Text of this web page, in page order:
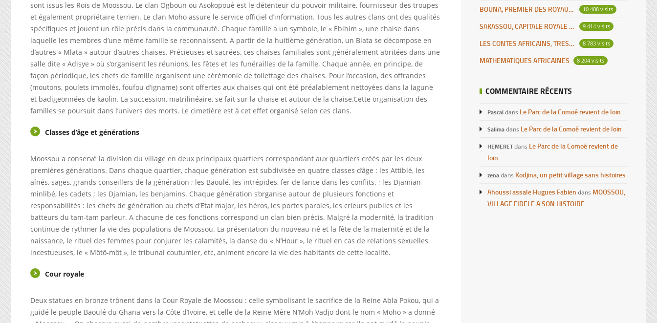
sont issus les Rois de Moossou. Le clan Ogboun ou Asokopouè est le détenteur du pouvoir militaire, fournisseur des troupes
et également propriétaire terrien. Le clan Moho assure le service officiel d’information. Tous les autres clans ont des qualités
spécifiques et jouent un rôle précis dans la communauté. Chaque famille a un symbole, le « Ebihim », une chaise dans
laquelle les membres d’une même famille se reconnaissent. A partir de la huitième génération, un Blata se décompose en
d’autres « Mlata » autour d’autres chaises. Précieuses et sacrées, ces chaises familiales sont généralement abritées dans une
salle dite « Adisye » où s’organisent les réunions, les fêtes et les funérailles de la famille. Chaque année, en principe, de
façon périodique, les chefs de famille organisent une cérémonie de toilettage des chaises. Pour l’occasion, des offrandes
(moutons, poulets immolés, foufou d’igname) sont offertes aux chaises qui ont été préalablement nettoyées dans la lagune
et badigeonnées de kaolin. La succession, matrilinéaire, se fait sur la chaise et autour de la chaise.Cette organisation des
familles se poursuit dans l’univers des morts. Le cimetière est à cet effet organisé selon ces clans.
Classes d’âge et générations
Moossou a conservé la division du village en deux principaux quartiers correspondant aux quartiers créés par les deux
premières générations. Dans chaque quartier, chaque génération est subdivisée en quatre classes d’âge : les Attiblé, les
aînés, sages, grands conseillers de la génération ; les Baoulé, les intrépides, fer de lance dans les conflits. ; les Djamian-
minlibé, les cadets ; les Djamian, les benjamins. Chaque génération s’organise autour de plusieurs fonctions et
responsabilités : les chefs de génération ou chefs d’Etat major, les héros, les portes paroles, les crieurs publics et les
batteurs du tam-tam parleur. A chacune de ces fonctions correspond un clan bien précis. Malgré la modernité, la tradition
continue de rythmer la vie des populations de Moossou. La présentation du nouveau-né et la fête de la maternité et de la
naissance, le rituel des femmes pour conjurer les calamités, la danse du « N’Hour », le rituel en cas de relations sexuelles
incestueuses, le « Môtô-môt », le tribunal coutumier, etc, animent encore la vie des habitants de cette localité.
Cour royale
Deux statues en bronze trônent dans la Cour Royale de Moossou : celle symbolisant le sacrifice de la Reine Abla Pokou, qui a
guidé le peuple Baoulé du Ghana vers la Côte d’Ivoire, et celle de la Reine Mère N’Moh Vadjo dont le nom « Moho » a donné
BOUNA, PREMIER DES ROYAUMES DE CÔTE D’IVOIRE 10 408 visits
SAKASSOU, CAPITALE ROYALE DES BAOULES 9 414 visits
LES CONTES AFRICAINS, TRESOR POUR L’HUMANITE 8 783 visits
MATHEMATIQUES AFRICAINES 8 204 visits
COMMENTAIRE RÉCENTS
Pascaldans Le Parc de la Comoé revient de loin
Salimadans Le Parc de la Comoé revient de loin
HEMERETdans Le Parc de la Comoé revient de
loin
zenadans Kodjina, un petit village sans histoires
Ahoussi assale Hugues Fabien dans MOOSSOU,
VILLAGE FIDELE A SON HISTOIRE